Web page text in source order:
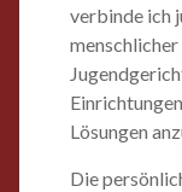
verbinde ich
Lösungen
Die